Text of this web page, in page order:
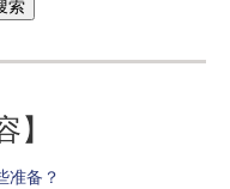
】
准备？